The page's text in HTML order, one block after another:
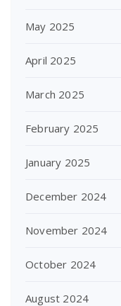
May 2025
April 2025
March 2025
February 2025
January 2025
December 2024
November 2024
October 2024
August 2024